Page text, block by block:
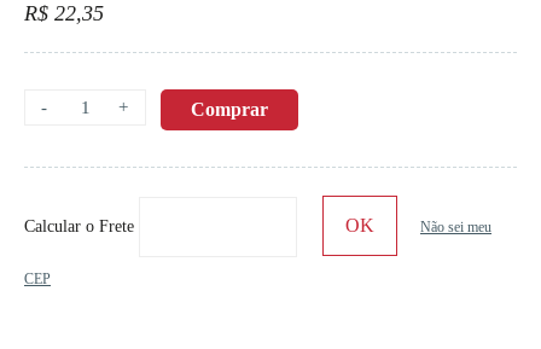
R$ 22,35
+
- Comprar
Calcular o Frete Não sei meu
CEP